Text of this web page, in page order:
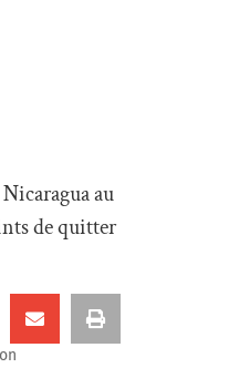
au
de quitter